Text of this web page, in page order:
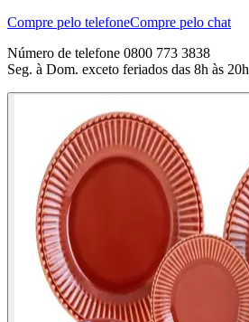
Compre pelo telefoneCompre pelo chat
Número de telefone 0800 773 3838
Seg. à Dom. exceto feriados das 8h às 20h